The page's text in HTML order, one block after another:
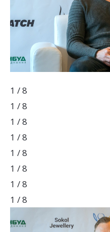
1 / 8
1 / 8
1 / 8
1 / 8
1 / 8
1 / 8
1 / 8
1 / 8